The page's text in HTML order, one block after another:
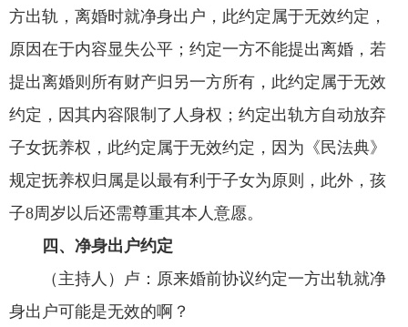
方出轨，离婚时就净身出户，此约定属于无效约定，
原因在于内容显失公平；约定一方不能提出离婚，若
提出离婚则所有财产归另一方所有，此约定属于无效
约定，因其内容限制了人身权；约定出轨方自动放弃
子女抚养权，此约定属于无效约定，因为《民法典》
规定抚养权归属是以最有利于子女为原则，此外，孩
子8周岁以后还需尊重其本人意愿。
四、 净身出户约定
（主持人）卢： 原来婚前协议约定一方出轨就净
身出户可能是无效的啊？